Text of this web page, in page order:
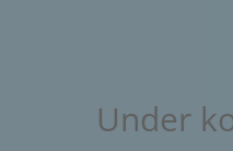
Under